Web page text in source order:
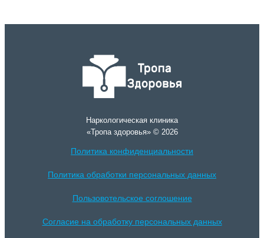
Наркологическая клиника
«Тропа здоровья» © 2026
Политика конфиденциальности
Политика обработки персональных данных
Пользовотельское соглошение
Согласие на обработку персональных данных